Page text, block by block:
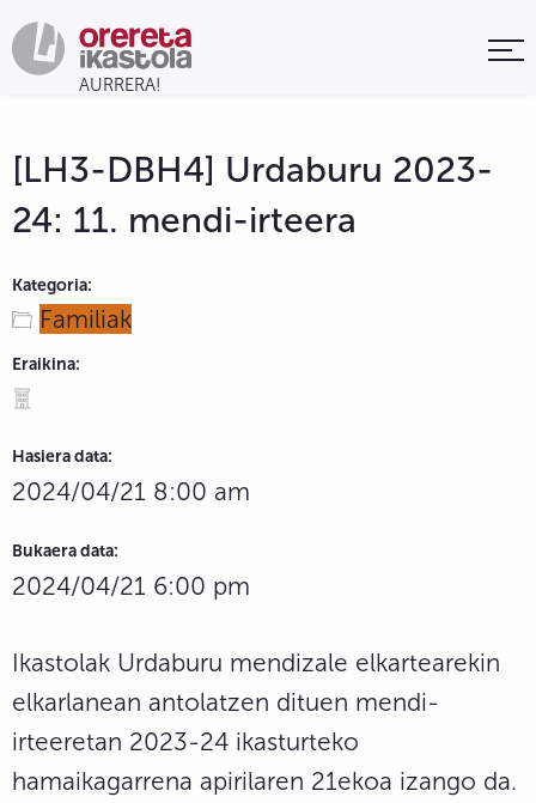
[LH3-DBH4] Urdaburu 2023-
24: 11. mendi-irteera
Kategoria:
Familiak
Eraikina:
Hasiera data:
2024/04/21 8:00 am
Bukaera data:
2024/04/21 6:00 pm
Ikastolak Urdaburu mendizale elkartearekin
elkarlanean antolatzen dituen mendi-
irteeretan 2023-24 ikasturteko
hamaikagarrena apirilaren 21ekoa izango da.